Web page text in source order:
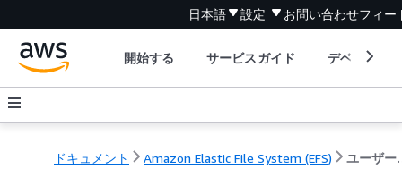
日本語 設定 お問い合わせフィー
開始する サービスガイド デベロッパ
ドキュメント Amazon Elastic File System (EFS) ユ